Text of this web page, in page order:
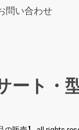
問い合わせ
ート・